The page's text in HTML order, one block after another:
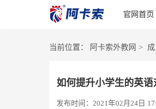
官网首页
当前位置： 阿卡索外教网 >
如何提升小学生的英语
发布时间：2021年02月24日